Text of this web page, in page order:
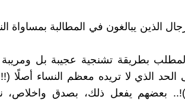
الذين يبالغون في المطالبة بمساواة
بطريقة تشنجية عجيبة بل
الحد الذي لا تريده معظم النساء أصلًا
بعضهم يفعل ذلك، بصدق واخلاص،